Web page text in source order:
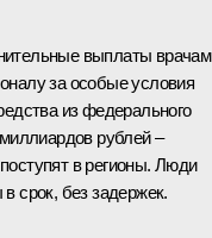
выплаты
за особые условия
из федерального
рублей –
в регионы. Люди
срок, без задержек.